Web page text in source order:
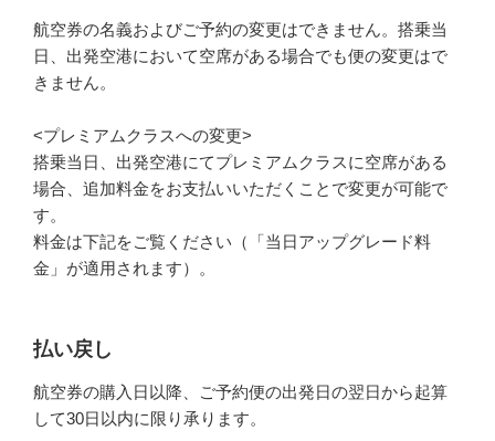
航空券の名義およびご予約の変更はできません。搭乗当
日、出発空港において空席がある場合でも便の変更はで
きません。
<プレミアムクラスへの変更>
搭乗当日、出発空港にてプレミアムクラスに空席がある
場合、追加料金をお支払いいただくことで変更が可能で
す。
料金は下記をご覧ください（「当日アップグレード料
金」が適用されます）。
払い戻し
航空券の購入日以降、ご予約便の出発日の翌日から起算
して30日以内に限り承ります。